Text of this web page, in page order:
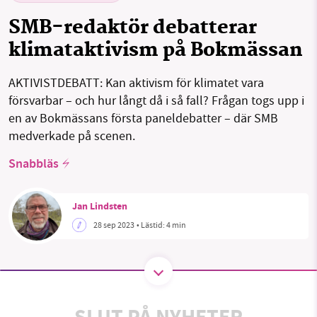
SMB-redaktör debatterar
klimataktivism på Bokmässan
AKTIVISTDEBATT: Kan aktivism för klimatet vara
försvarbar – och hur långt då i så fall? Frågan togs upp i
en av Bokmässans första paneldebatter – där SMB
medverkade på scenen.
Snabbläs
Jan Lindsten
28 sep 2023• Lästid:4 min
SMB kämpar för en hållbar framtid. Sedan
starten 2010 har vår ideella redaktion drivit
miljödebatten framåt genom
nyhetsbevakning och granskningar. Nu vill vi
utveckla vårt arbete – och vi hoppas att du
1231368703